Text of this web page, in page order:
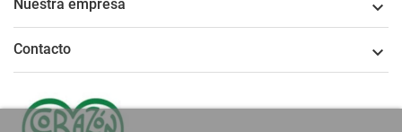
Nuestra empresa 
Contacto 